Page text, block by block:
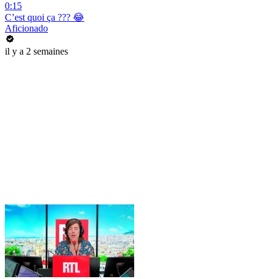
0:15
C’est quoi ça ??? 😂
Aficionado
il y a 2 semaines